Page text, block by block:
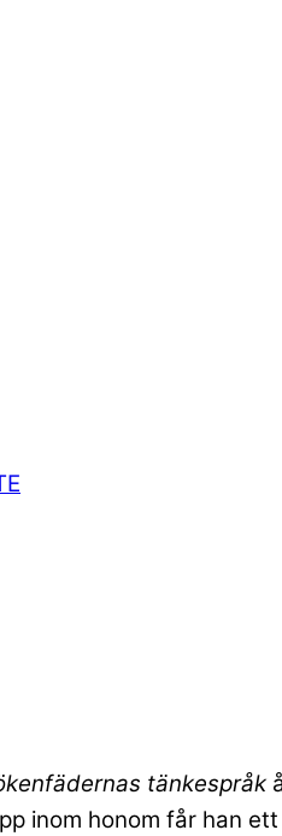
tänkespråk
inom honom får han